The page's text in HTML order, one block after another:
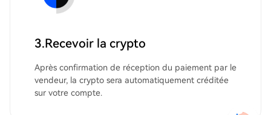
3.Recevoir la crypto
Après confirmation de réception du paiement par le
vendeur, la crypto sera automatiquement créditée
sur votre compte.